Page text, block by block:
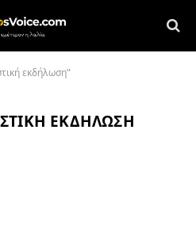
εκδήλωση"
ΕΚΔΉΛΩΣΗ